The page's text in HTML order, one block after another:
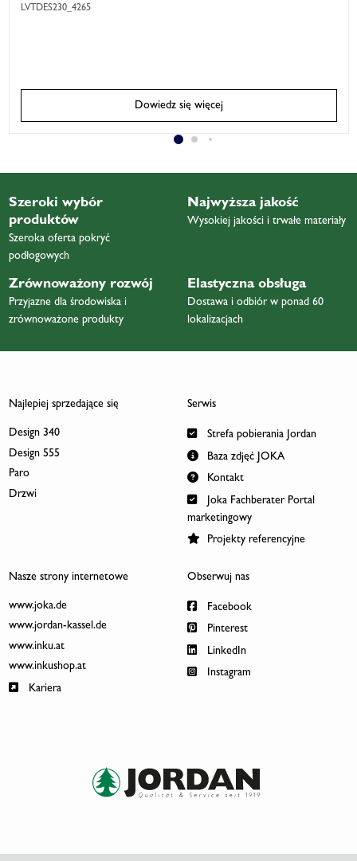
LVTDES230_4265
Dowiedz się więcej
Szeroki wybór
produktów
Szeroka oferta pokryć
podłogowych
Najwyższa jakość
Wysokiej jakości i trwałe materiały
Zrównoważony rozwój
Przyjazne dla środowiska i
zrównoważone produkty
Elastyczna obsługa
Dostawa i odbiór w ponad 60
lokalizacjach
Najlepiej sprzedające się
Design 340
Design 555
Paro
Drzwi
Serwis
Strefa pobierania Jordan
Baza zdjęć JOKA
Kontakt
Joka Fachberater Portal
marketingowy
Projekty referencyjne
Nasze strony internetowe
www.joka.de
www.jordan-kassel.de
www.inku.at
www.inkushop.at
Kariera
Obserwuj nas
Facebook
Pinterest
LinkedIn
Instagram